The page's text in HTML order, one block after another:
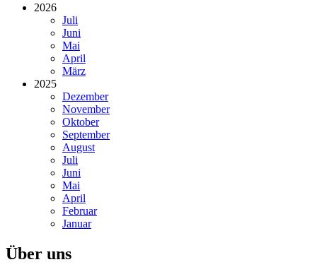
2026
Juli
Juni
Mai
April
März
2025
Dezember
November
Oktober
September
August
Juli
Juni
Mai
April
Februar
Januar
Über uns